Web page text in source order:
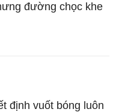
đường chọc khe
định vuốt bóng luôn